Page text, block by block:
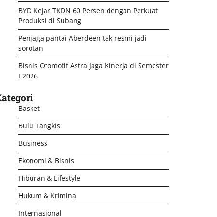
BYD Kejar TKDN 60 Persen dengan Perkuat
Produksi di Subang
Penjaga pantai Aberdeen tak resmi jadi
sorotan
Bisnis Otomotif Astra Jaga Kinerja di Semester
I 2026
Basket
Bulu Tangkis
Business
Ekonomi & Bisnis
Hiburan & Lifestyle
Hukum & Kriminal
Internasional